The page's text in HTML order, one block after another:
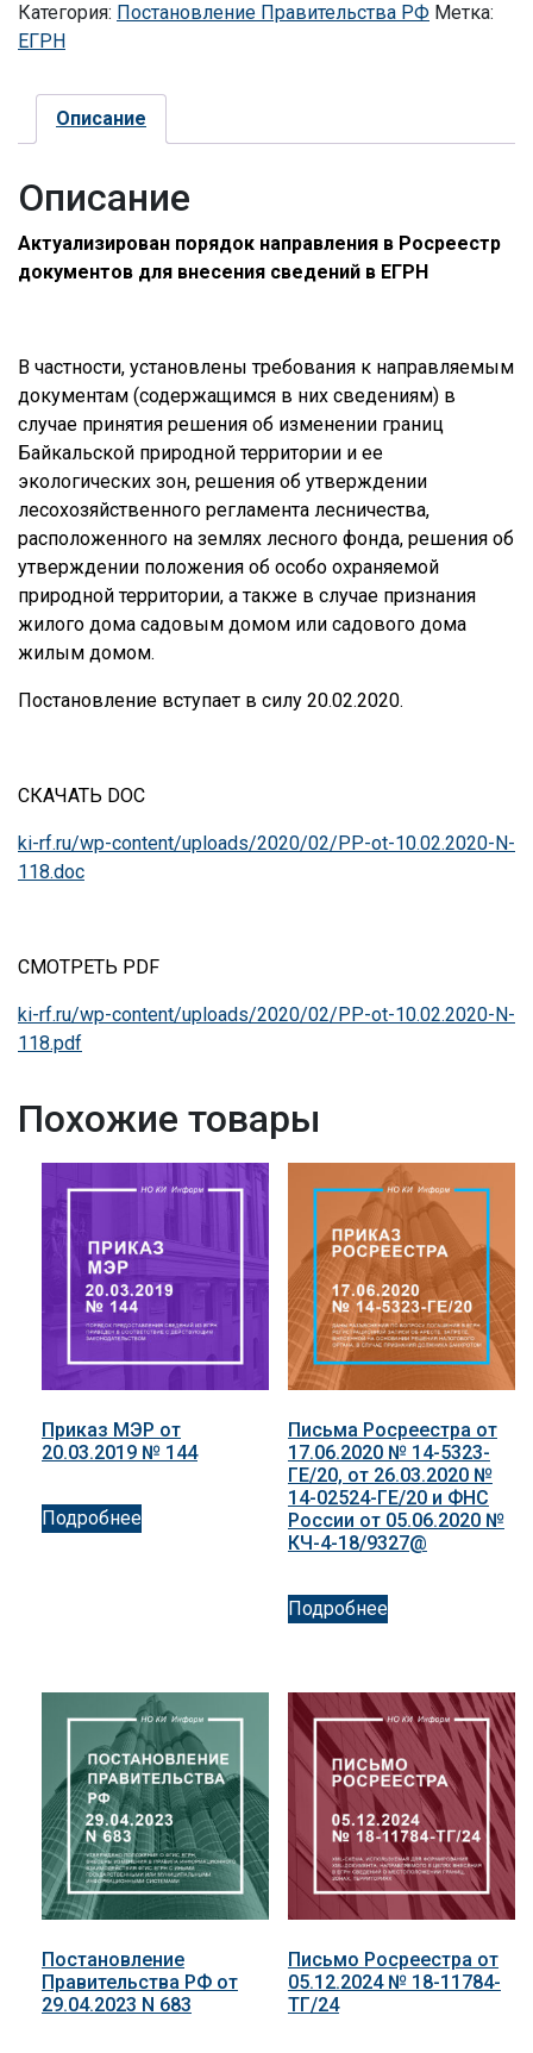
Категория: Постановление Правительства РФ Метка:
ЕГРН
Описание
Описание
Актуализирован порядок направления в Росреестр
документов для внесения сведений в ЕГРН
В частности, установлены требования к направляемым
документам (содержащимся в них сведениям) в
случае принятия решения об изменении границ
Байкальской природной территории и ее
экологических зон, решения об утверждении
лесохозяйственного регламента лесничества,
расположенного на землях лесного фонда, решения об
утверждении положения об особо охраняемой
природной территории, а также в случае признания
жилого дома садовым домом или садового дома
жилым домом.
Постановление вступает в силу 20.02.2020.
СКАЧАТЬ DOC
ki-rf.ru/wp-content/uploads/2020/02/PP-ot-10.02.2020-N-
118.doc
СМОТРЕТЬ PDF
ki-rf.ru/wp-content/uploads/2020/02/PP-ot-10.02.2020-N-
118.pdf
Похожие товары
Приказ МЭР от
20.03.2019 № 144
Подробнее
Письма Росреестра от
17.06.2020 № 14-5323-
ГЕ/20, от 26.03.2020 №
14-02524-ГЕ/20 и ФНС
России от 05.06.2020 №
КЧ-4-18/9327@
Подробнее
Постановление
Правительства РФ от
29.04.2023 N 683
Письмо Росреестра от
05.12.2024 № 18-11784-
ТГ/24